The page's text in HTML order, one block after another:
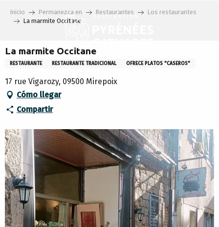
Inicio Permanezca en Restaurantes
Los restaurantes
La marmite Occitane
La marmite Occitane
RESTAURANTE RESTAURANTE TRADICIONAL OFRECE PLATOS "CASEROS"
17 rue Vigarozy, 09500 Mirepoix
Cómo llegar
Compartir